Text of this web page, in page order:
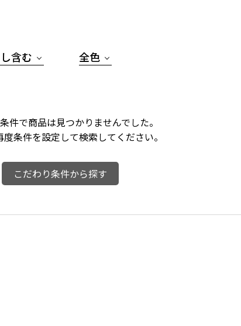
含む 全色
件で商品は見つかりませんでした。
条件を設定して検索してください。
こだわり条件から探す